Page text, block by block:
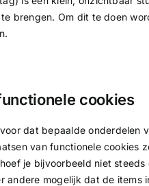
brengen. Om dit te doen
cookies
dat bepaalde
van functionele cookies
je bijvoorbeeld niet
andere mogelijk dat de